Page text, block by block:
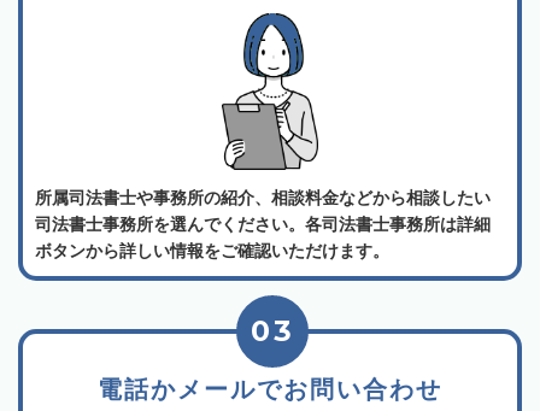
所属司法書士や事務所の紹介、相談料金などから相談したい
司法書士事務所を選んでください。各司法書士事務所は詳細
ボタンから詳しい情報をご確認いただけます。
電話かメールでお問い合わせ
03